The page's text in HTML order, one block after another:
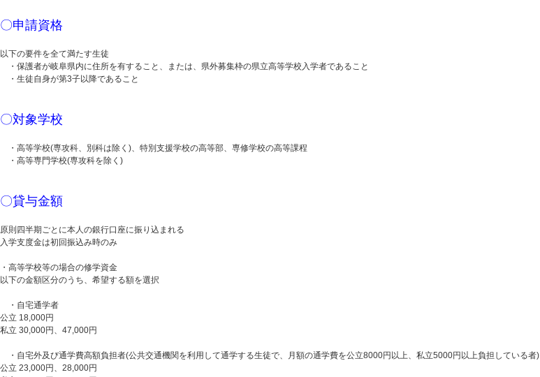
〇申請資格
以下の要件を全て満たす生徒
・保護者が岐阜県内に住所を有すること、または、県外募集枠の県立高等学校入学者であること
・生徒自身が第3子以降であること
〇対象学校
・高等学校(専攻科、別科は除く)、特別支援学校の高等部、専修学校の高等課程
・高等専門学校(専攻科を除く)
〇貸与金額
原則四半期ごとに本人の銀行口座に振り込まれる
入学支度金は初回振込み時のみ
・高等学校等の場合の修学資金
以下の金額区分のうち、希望する額を選択
・自宅通学者
公立 18,000円
私立 30,000円、47,000円
・自宅外及び通学費高額負担者(公共交通機関を利用して通学する生徒で、月額の通学費を公立8000円以上、私立5000円以上負担している者)
公立 23,000円、28,000円